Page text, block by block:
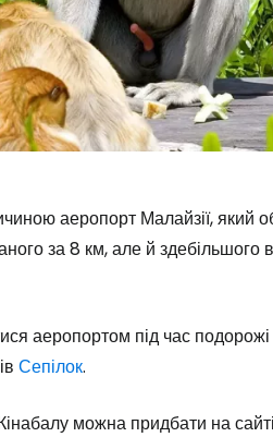
аеропорт Малайзії, який
за 8 км, але й здебільшого
аеропортом під час
Сепілок.
можна придбати на